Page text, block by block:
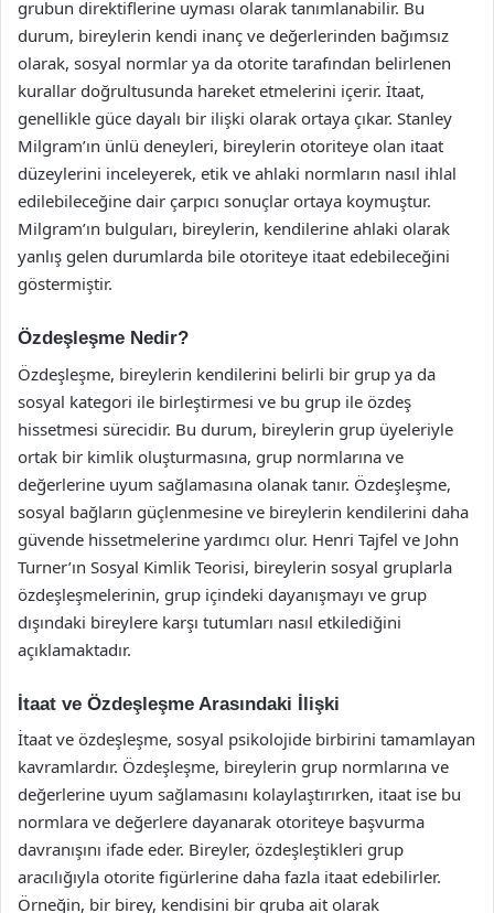
grubun direktiflerine uyması olarak tanımlanabilir. Bu
durum, bireylerin kendi inanç ve değerlerinden bağımsız
olarak, sosyal normlar ya da otorite tarafından belirlenen
kurallar doğrultusunda hareket etmelerini içerir. İtaat,
genellikle güce dayalı bir ilişki olarak ortaya çıkar. Stanley
Milgram’ın ünlü deneyleri, bireylerin otoriteye olan itaat
düzeylerini inceleyerek, etik ve ahlaki normların nasıl ihlal
edilebileceğine dair çarpıcı sonuçlar ortaya koymuştur.
Milgram’ın bulguları, bireylerin, kendilerine ahlaki olarak
yanlış gelen durumlarda bile otoriteye itaat edebileceğini
göstermiştir.
Özdeşleşme Nedir?
Özdeşleşme, bireylerin kendilerini belirli bir grup ya da
sosyal kategori ile birleştirmesi ve bu grup ile özdeş
hissetmesi sürecidir. Bu durum, bireylerin grup üyeleriyle
ortak bir kimlik oluşturmasına, grup normlarına ve
değerlerine uyum sağlamasına olanak tanır. Özdeşleşme,
sosyal bağların güçlenmesine ve bireylerin kendilerini daha
güvende hissetmelerine yardımcı olur. Henri Tajfel ve John
Turner’ın Sosyal Kimlik Teorisi, bireylerin sosyal gruplarla
özdeşleşmelerinin, grup içindeki dayanışmayı ve grup
dışındaki bireylere karşı tutumları nasıl etkilediğini
açıklamaktadır.
İtaat ve Özdeşleşme Arasındaki İlişki
İtaat ve özdeşleşme, sosyal psikolojide birbirini tamamlayan
kavramlardır. Özdeşleşme, bireylerin grup normlarına ve
değerlerine uyum sağlamasını kolaylaştırırken, itaat ise bu
normlara ve değerlere dayanarak otoriteye başvurma
davranışını ifade eder. Bireyler, özdeşleştikleri grup
aracılığıyla otorite figürlerine daha fazla itaat edebilirler.
Örneğin, bir birey, kendisini bir gruba ait olarak